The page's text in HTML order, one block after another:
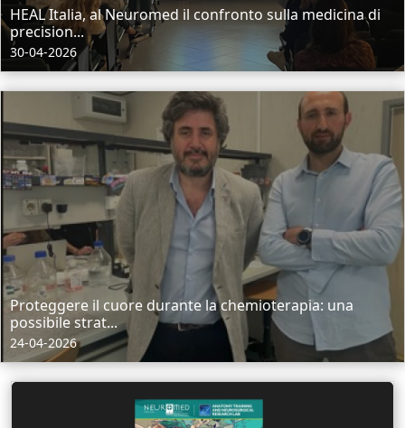
HEAL Italia, al Neuromed il confronto sulla medicina di
precision...
30-04-2026
Proteggere il cuore durante la chemioterapia: una
possibile strat...
24-04-2026